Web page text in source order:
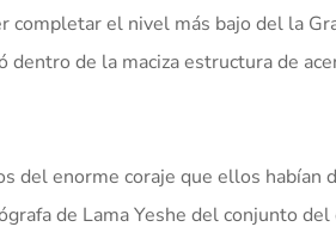
completar el nivel más bajo del la
dentro de la maciza estructura de
del enorme coraje que ellos
de Lama Yeshe del conjunto